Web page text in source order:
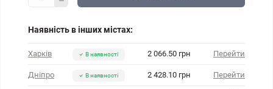
Наявність в інших містах:
Харків В наявності 2 066.50 грн Перейти
Дніпро В наявності 2 428.10 грн Перейти